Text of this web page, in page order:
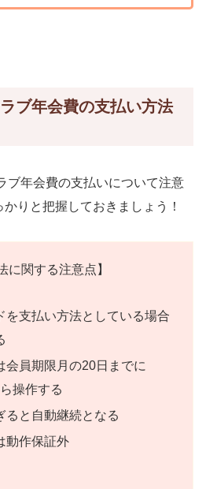
ブ年会費の支払い方法
ブ年会費の支払いについて注意
りと把握しておきましょう！
に関する注意点】
を支払い方法としている場合
会員期限月の20日までに
操作する
ると自動継続となる
動作保証外